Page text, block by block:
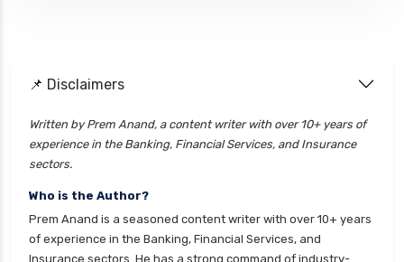
📌 Disclaimers
Written by Prem Anand, a content writer with over 10+ years of
experience in the Banking, Financial Services, and Insurance
sectors.
Who is the Author?
Prem Anand is a seasoned content writer with over 10+ years
of experience in the Banking, Financial Services, and
Insurance sectors. He has a strong command of industry-